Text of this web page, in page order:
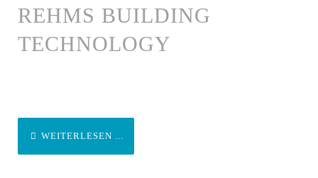
REHMS BUILDING
TECHNOLOGY
WEITERLESEN ...